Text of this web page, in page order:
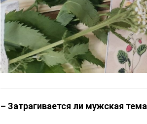
– Затрагивается ли мужская